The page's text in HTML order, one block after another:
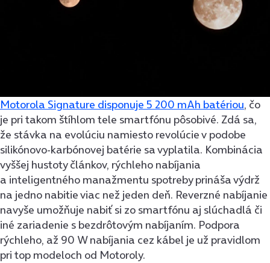
Motorola Signature disponuje 5 200 mAh batériou, čo
je pri takom štíhlom tele smartfónu pôsobivé. Zdá sa,
že stávka na evolúciu namiesto revolúcie v podobe
silikónovo-karbónovej batérie sa vyplatila. Kombinácia
vyššej hustoty článkov, rýchleho nabíjania
a inteligentného manažmentu spotreby prináša výdrž
na jedno nabitie viac než jeden deň. Reverzné nabíjanie
navyše umožňuje nabiť si zo smartfónu aj slúchadlá či
iné zariadenie s bezdrôtovým nabíjaním. Podpora
rýchleho, až 90 W nabíjania cez kábel je už pravidlom
pri top modeloch od Motoroly.